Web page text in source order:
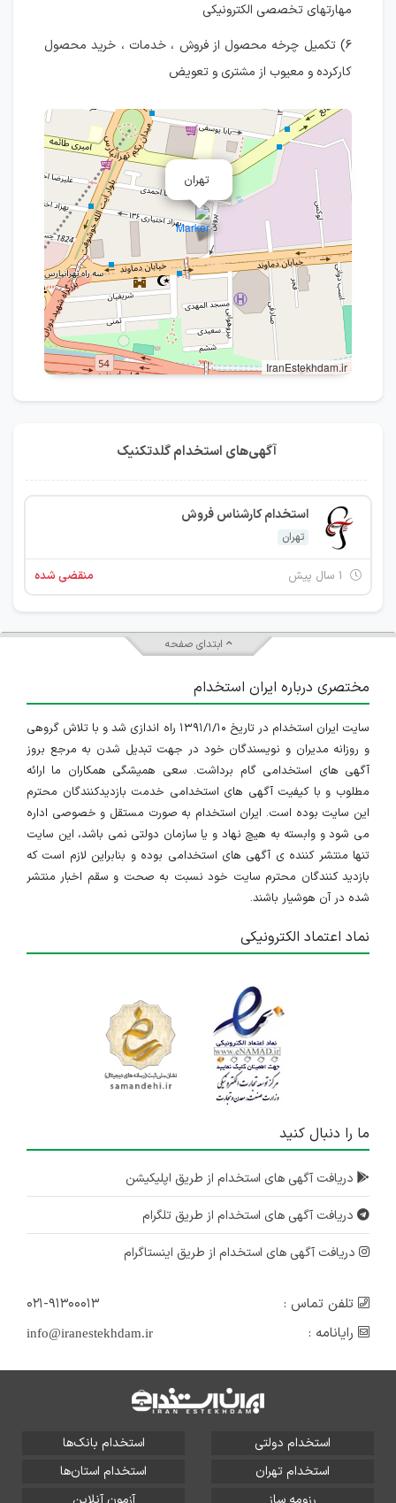
مهارتهای تخصصی الکترونیکی
۶) تکمیل چرخه محصول از فروش ، خدمات ، خرید محصول
کارکرده و معیوب از مشتری و تعویض
تهران
IranEstekhdam.ir
آگهی‌های استخدام گلدتکنیک
استخدام کارشناس فروش
تهران
منقضی شده
ابتدای صفحه
مختصری درباره ایران استخدام
سایت ایران استخدام در تاریخ ۱۳۹۱/۱/۱۰ راه اندازی شد و با تلاش گروهی
و روزانه مدیران و نویسندگان خود در جهت تبدیل شدن به مرجع بروز
آگهی های استخدامی گام برداشت. سعی همیشگی همکاران ما ارائه
مطلوب و با کیفیت آگهی های استخدامی خدمت بازدیدکنندگان محترم
این سایت بوده است. ایران استخدام به صورت مستقل و خصوصی اداره
می شود و وابسته به هیچ نهاد و یا سازمان دولتی نمی باشد، این سایت
تنها منتشر کننده ی آگهی های استخدامی بوده و بنابراین لازم است که
بازدید کنندگان محترم سایت خود نسبت به صحت و سقم اخبار منتشر
شده در آن هوشیار باشند.
نماد اعتماد الکترونیکی
ما را دنبال کنید
دریافت آگهی های استخدام از طریق اپلیکیشن
دریافت آگهی های استخدام از طریق تلگرام
دریافت آگهی های استخدام از طریق اینستاگرام
تلفن تماس :
۰۲۱-۹۱۳۰۰۰۱۳
رایانامه :
info@iranestekhdam.ir
استخدام دولتی
استخدام بانک‌ها
استخدام تهران
استخدام استان‌ها